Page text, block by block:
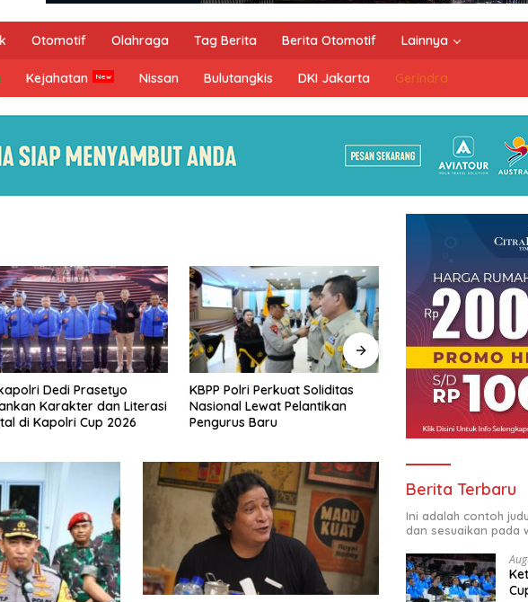
Otomotif Olahraga Tag Berita Berita Otomotif Lainnya
Kejahatan Nissan Bulutangkis DKI Jakarta Gerindra
Polri Perkuat Soliditas
Lewat Pelantikan
Baru
Peserta Akui Seleksi Akpol 2026
Berlangsung Adil Tanpa
Pandang Latar Belakang
Kasus Sutrimo Tak
Berakhir Misteri,
Penyelidikan
Berita Terbaru
Ini adalah contoh
dan sesuaikan pada